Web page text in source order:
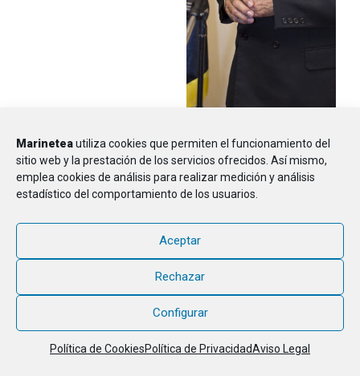
Marineteautiliza cookies que permiten el funcionamiento del
sitio web y la prestación de los servicios ofrecidos. Así mismo,
emplea cookies de análisis para realizar medición y análisis
estadístico del comportamiento de los usuarios.
Aceptar
Rechazar
Configurar
Política de CookiesPolítica de PrivacidadAviso Legal